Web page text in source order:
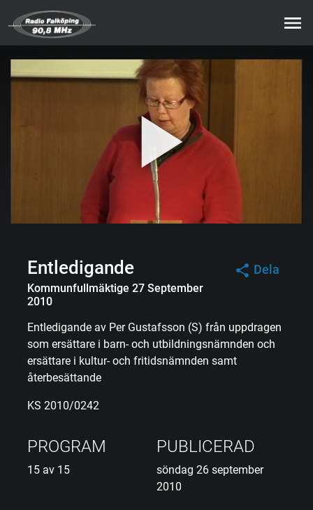
Dela
Entledigande
Kommunfullmäktige 27 September
2010
Entledigande av Per Gustafsson (S) från uppdragen
som ersättare i barn- och utbildningsnämnden och
ersättare i kultur- och fritidsnämnden samt
återbesättande
KS 2010/0242
PROGRAM
15 av 15
PUBLICERAD
söndag 26 september
2010